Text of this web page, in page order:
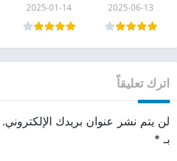
2025-06-13
2025-01-14
اترك تعليقاً
لن يتم نشر عنوان بريدك الإلكتروني.
بـ *